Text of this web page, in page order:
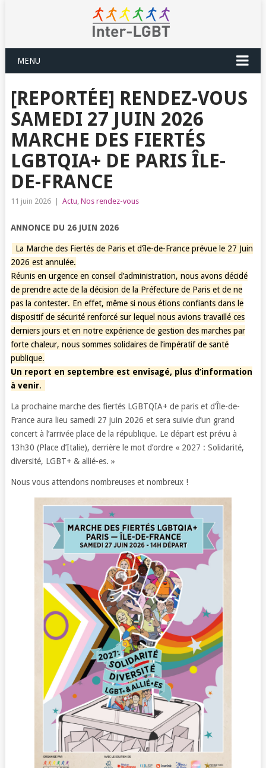
MENU
[REPORTÉE] RENDEZ-VOUS
SAMEDI 27 JUIN 2026
MARCHE DES FIERTÉS
LGBTQIA+ DE PARIS ÎLE-
DE-FRANCE
11 juin 2026 Actu, Nos rendez-vous
ANNONCE DU 26 JUIN 2026
La Marche des Fiertés de Paris et d’île-de-France prévue le 27 Juin
2026 est annulée.
Réunis en urgence en conseil d’administration, nous avons décidé
de prendre acte de la décision de la Préfecture de Paris et de ne
pas la contester. En effet, même si nous étions confiants dans le
dispositif de sécurité renforcé sur lequel nous avions travaillé ces
derniers jours et en notre expérience de gestion des marches par
forte chaleur, nous sommes solidaires de l’impératif de santé
publique.
Un report en septembre est envisagé, plus d’information
à venir.
La prochaine marche des fiertés LGBTQIA+ de paris et d’Île-de-
France aura lieu samedi 27 juin 2026 et sera suivie d’un grand
concert à l’arrivée place de la république. Le départ est prévu à
13h30 (Place d’Italie), derrière le mot d’ordre « 2027 : Solidarité,
diversité, LGBT+ & allié-es. »
Nous vous attendons nombreuses et nombreux !